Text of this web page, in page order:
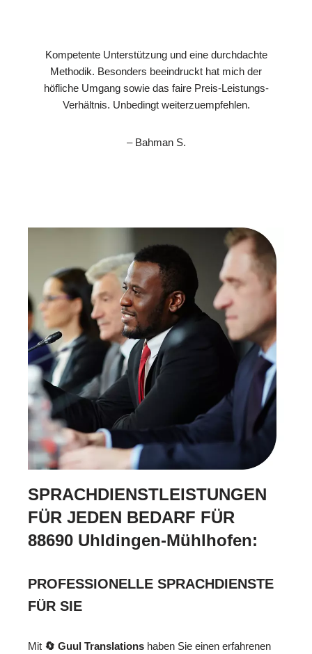
Kompetente Unterstützung und eine durchdachte
Methodik. Besonders beeindruckt hat mich der
höfliche Umgang sowie das faire Preis-Leistungs-
Verhältnis. Unbedingt weiterzuempfehlen.
– Bahman S.
SPRACHDIENSTLEISTUNGEN
FÜR JEDEN BEDARF FÜR
88690 Uhldingen-Mühlhofen:
PROFESSIONELLE SPRACHDIENSTE
FÜR SIE
Mit 🔄 Guul Translations haben Sie einen erfahrenen